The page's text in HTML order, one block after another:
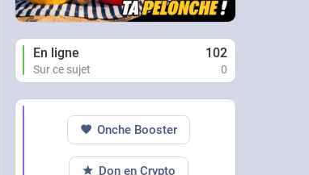
En ligne 102
Sur ce sujet 0
Onche Booster
Don en Crypto